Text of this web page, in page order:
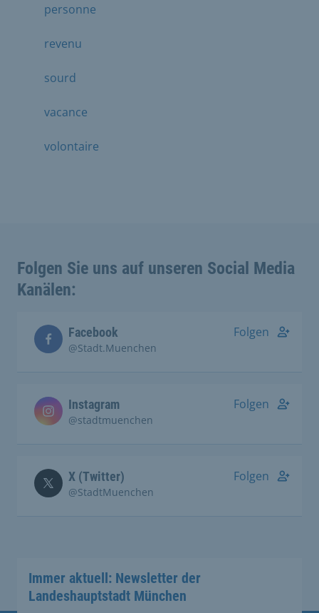
personne
revenu
sourd
vacance
volontaire
Folgen Sie uns auf unseren Social Media
Kanälen:
Facebook
@Stadt.Muenchen
Folgen
Instagram
@stadtmuenchen
Folgen
X (Twitter)
@StadtMuenchen
Folgen
Immer aktuell: Newsletter der
Landeshauptstadt München